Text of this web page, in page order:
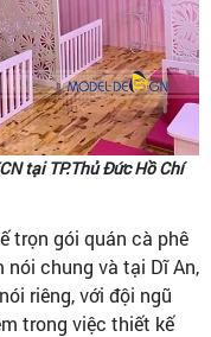
tại TP.Thủ Đức Hồ Chí
trọn gói quán cà phê
nói chung và tại Dĩ An,
riêng, với đội ngũ
trong việc thiết kế